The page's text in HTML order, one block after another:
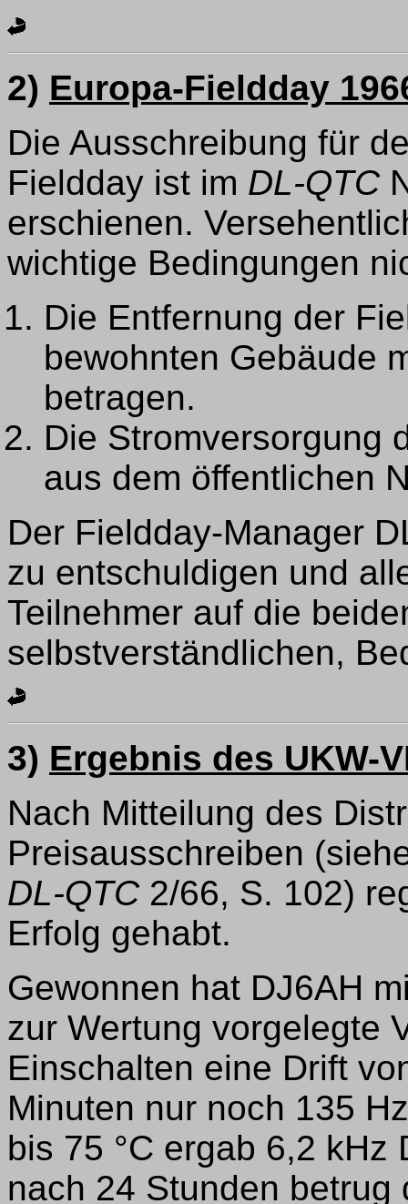
2) Europa-Fieldday
Die Ausschreibung für
Fieldday ist im DL-QTC
erschienen.
wichtige Bedingungen
Die Entfernung der
bewohnten Gebäude
betragen.
Die Stromversorgung
aus dem öffentlichen
Der Fieldday-Manager
zu entschuldigen und
Teilnehmer auf die
selbstverständlichen,
3) Ergebnis des UKW-
Nach Mitteilung des
Preisausschreiben
DL-QTC2/66, S. 102)
Erfolg gehabt.
Gewonnen hat DJ6AH
zur Wertung vorgelegte
Einschalten eine Drift
Minuten nur noch 135
bis 75 °C ergab 6,2
nach 24 Stunden